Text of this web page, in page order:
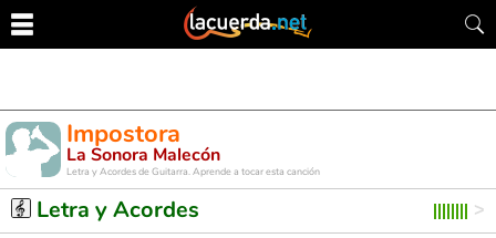
Impostora
La Sonora Malecón
Letra y Acordes de Guitarra. Aprende a tocar esta canción
Letra y Acordes